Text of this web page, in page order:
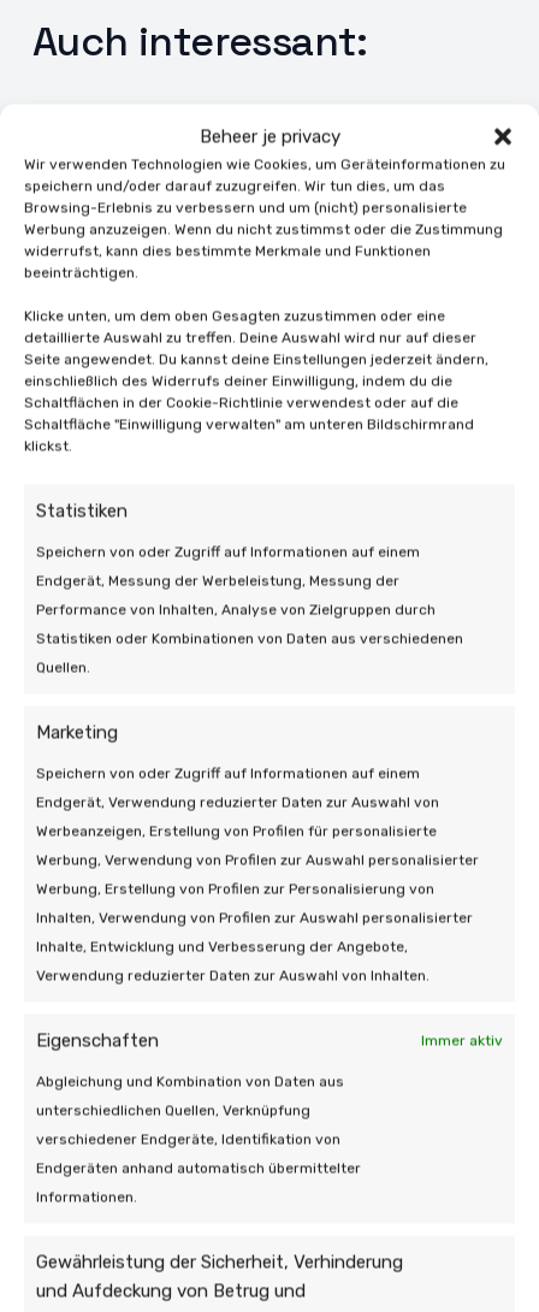
Beheer je privacy
Wir verwenden Technologien wie Cookies, um Geräteinformationen zu
speichern und/oder darauf zuzugreifen. Wir tun dies, um das
Browsing-Erlebnis zu verbessern und um (nicht) personalisierte
Werbung anzuzeigen. Wenn du nicht zustimmst oder die Zustimmung
widerrufst, kann dies bestimmte Merkmale und Funktionen
beeinträchtigen.
Klicke unten, um dem oben Gesagten zuzustimmen oder eine
detaillierte Auswahl zu treffen. Deine Auswahl wird nur auf dieser
Seite angewendet. Du kannst deine Einstellungen jederzeit ändern,
einschließlich des Widerrufs deiner Einwilligung, indem du die
Schaltflächen in der Cookie-Richtlinie verwendest oder auf die
Schaltfläche "Einwilligung verwalten" am unteren Bildschirmrand
klickst.
Statistiken
Speichern von oder Zugriff auf Informationen auf einem
Endgerät, Messung der Werbeleistung, Messung der
Performance von Inhalten, Analyse von Zielgruppen durch
Statistiken oder Kombinationen von Daten aus verschiedenen
Quellen.
Marketing
Speichern von oder Zugriff auf Informationen auf einem
Endgerät, Verwendung reduzierter Daten zur Auswahl von
Werbeanzeigen, Erstellung von Profilen für personalisierte
Werbung, Verwendung von Profilen zur Auswahl personalisierter
Werbung, Erstellung von Profilen zur Personalisierung von
Inhalten, Verwendung von Profilen zur Auswahl personalisierter
Inhalte, Entwicklung und Verbesserung der Angebote,
Verwendung reduzierter Daten zur Auswahl von Inhalten.
Eigenschaften Immer aktiv
Abgleichung und Kombination von Daten aus
unterschiedlichen Quellen, Verknüpfung
verschiedener Endgeräte, Identifikation von
Endgeräten anhand automatisch übermittelter
Informationen.
Gewährleistung der Sicherheit, Verhinderung
und Aufdeckung von Betrug und
Auch interessant:
09 Juni 2026 | Zonnepanelen
Die Kosten für das Entfernen und
Ersetzen von Solarmodulen
6 min leestijd